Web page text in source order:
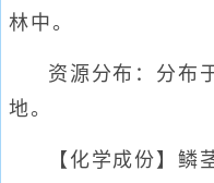
林中。
资源分布：分布
地。
【化学成份】